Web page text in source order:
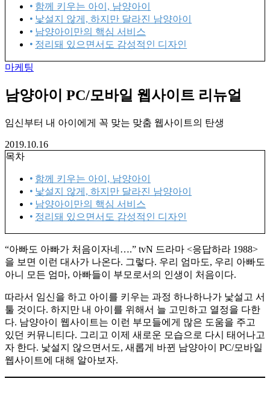
함께 키우는 아이, 남양아이
낯설지 않게, 하지만 달라진 남양아이
남양아이만의 핵심 서비스
정리돼 있으면서도 감성적인 디자인
마케팅
남양아이 PC/모바일 웹사이트 리뉴얼
임신부터 내 아이에게 꼭 맞는 맞춤 웹사이트의 탄생
2019.10.16
목차
함께 키우는 아이, 남양아이
낯설지 않게, 하지만 달라진 남양아이
남양아이만의 핵심 서비스
정리돼 있으면서도 감성적인 디자인
“아빠도 아빠가 처음이자네….” tvN 드라마 <응답하라 1988>
을 보면 이런 대사가 나온다. 그렇다. 우리 엄마도, 우리 아빠도
아니 모든 엄마, 아빠들이 부모로서의 인생이 처음이다.
따라서 임신을 하고 아이를 키우는 과정 하나하나가 낯설고 서
툴 것이다. 하지만 내 아이를 위해서 늘 고민하고 열정을 다한
다. 남양아이 웹사이트는 이런 부모들에게 많은 도움을 주고
있던 커뮤니티다. 그리고 이제 새로운 모습으로 다시 태어나고
자 한다. 낯설지 않으면서도, 새롭게 바뀐 남양아이 PC/모바일
웹사이트에 대해 알아보자.